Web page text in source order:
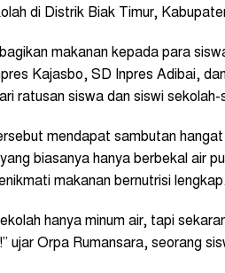
di Distrik Biak Timur,
makanan kepada para
Kajasbo, SD Inpres Adibai,
ratusan siswa dan siswi sekolah-
mendapat sambutan
biasanya hanya berbekal air
makanan bernutrisi
hanya minum air, tapi
ujar Orpa Rumansara, seorang